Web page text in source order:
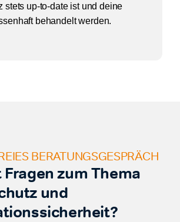
stets up-to-date ist und deine
behandelt werden.
BERATUNGSGESPRÄCH
Fragen zum Thema
und